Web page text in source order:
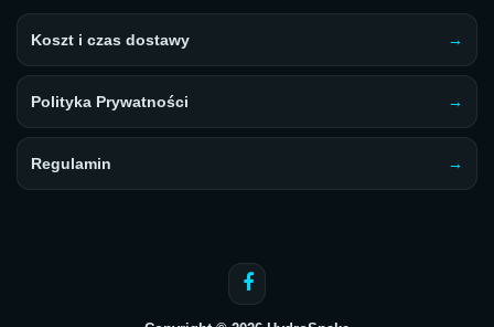
Koszt i czas dostawy
Polityka Prywatności
Regulamin